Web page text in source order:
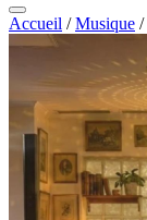
Accueil / Musique /